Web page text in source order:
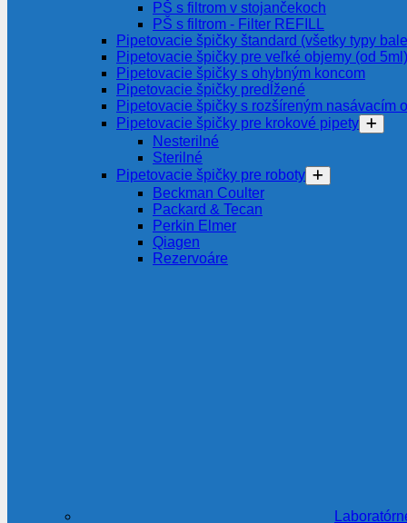
PŠ s filtrom v stojančekoch
PŠ s filtrom - Filter REFILL
Pipetovacie špičky štandard (všetky typy
Pipetovacie špičky pre veľké objemy (od 5ml)
Pipetovacie špičky s ohybným koncom
Pipetovacie špičky predĺžené
Pipetovacie špičky s rozšíreným nasávacím
Pipetovacie špičky pre krokové pipety
Nesterilné
Sterilné
Pipetovacie špičky pre roboty
Beckman Coulter
Packard & Tecan
Perkin Elmer
Qiagen
Rezervoáre